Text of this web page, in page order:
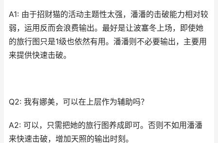
A1: 由于招财猫的活动主题性太强，潘潘的击破能力相对较
弱，运用反而会浪费输出。最好是让波塞冬上场，即使她
的旅行图只是1级也依然有用。潘潘则不必要输出，主要用
来提供快速击破。
Q2: 我有娜美，可以在上层作为辅助吗？
A2: 可以，只需把她的旅行图养成即可。否则不如用潘潘
来快速击破，增加天照的输出时刻。